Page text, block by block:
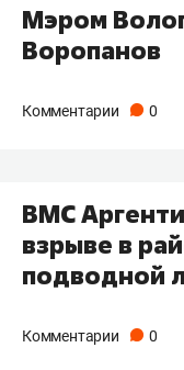
Мэром
Воропанов
Комментарии 0
ВМС
взрыве в
подводной
Комментарии 0